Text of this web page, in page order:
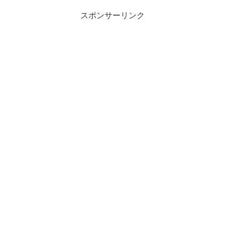
スポンサーリンク